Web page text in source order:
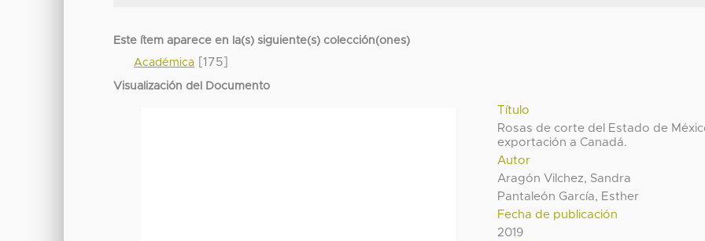
Este ítem aparece en la(s) siguiente(s) colección(ones)
Académica [175]
Visualización del Documento
Título
Rosas de corte del Estado de
exportación a Canadá.
Autor
Aragón Vilchez, Sandra
Pantaleón García, Esther
Fecha de publicación
2019